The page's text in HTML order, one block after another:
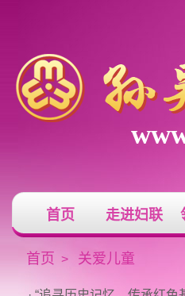
首页 走进妇联
首页 > 关爱儿童